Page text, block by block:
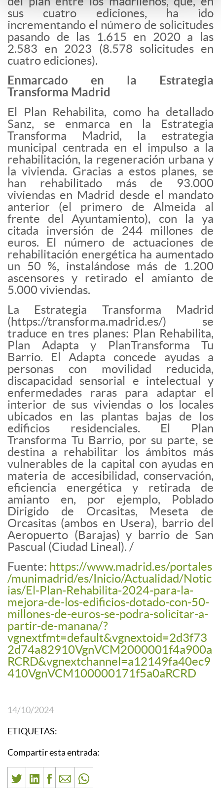
sus cuatro ediciones, ha ido
incrementando el número de solicitudes
pasando de las 1.615 en 2020 a las
2.583 en 2023 (8.578 solicitudes en
cuatro ediciones).
Enmarcado en la Estrategia
Transforma Madrid
El Plan Rehabilita, como ha detallado
Sanz, se enmarca en la Estrategia
Transforma Madrid, la estrategia
municipal centrada en el impulso a la
rehabilitación, la regeneración urbana y
la vivienda. Gracias a estos planes, se
han rehabilitado más de 93.000
viviendas en Madrid desde el mandato
anterior (el primero de Almeida al
frente del Ayuntamiento), con la ya
citada inversión de 244 millones de
euros. El número de actuaciones de
rehabilitación energética ha aumentado
un 50 %, instalándose más de 1.200
ascensores y retirado el amianto de
5.000 viviendas.
La Estrategia Transforma Madrid
(https://transforma.madrid.es/) se
traduce en tres planes: Plan Rehabilita,
Plan Adapta y PlanTransforma Tu
Barrio. El Adapta concede ayudas a
personas con movilidad reducida,
discapacidad sensorial e intelectual y
enfermedades raras para adaptar el
interior de sus viviendas o los locales
ubicados en las plantas bajas de los
edificios residenciales. El Plan
Transforma Tu Barrio, por su parte, se
destina a rehabilitar los ámbitos más
vulnerables de la capital con ayudas en
materia de accesibilidad, conservación,
eficiencia energética y retirada de
amianto en, por ejemplo, Poblado
Dirigido de Orcasitas, Meseta de
Orcasitas (ambos en Usera), barrio del
Aeropuerto (Barajas) y barrio de San
Pascual (Ciudad Lineal). /
Fuente: https://www.madrid.es/portales
/munimadrid/es/Inicio/Actualidad/Notic
ias/El-Plan-Rehabilita-2024-para-la-
mejora-de-los-edificios-dotado-con-50-
millones-de-euros-se-podra-solicitar-a-
partir-de-manana/?
vgnextfmt=default&vgnextoid=2d3f73
2d74a82910VgnVCM2000001f4a900a
RCRD&vgnextchannel=a12149fa40ec9
410VgnVCM100000171f5a0aRCRD
14/10/2024
ETIQUETAS:
Compartir esta entrada: